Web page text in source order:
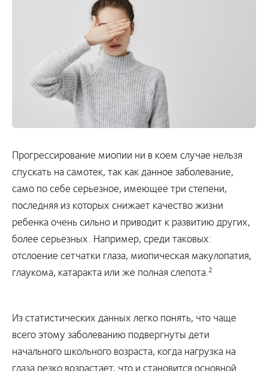
Прогрессирование миопии ни в коем случае нельзя
спускать на самотек, так как данное заболевание,
само по себе серьезное, имеющее три степени,
последняя из которых снижает качество жизни
ребенка очень сильно и приводит к развитию других,
более серьезных. Например, среди таковых:
отслоение сетчатки глаза, миопическая макулопатия,
глаукома, катаракта или же полная слепота.2
Из статистических данных легко понять, что чаще
всего этому заболеванию подвергнуты дети
начального школьного возраста, когда нагрузка на
глаза резко возрастает, что и становится основной